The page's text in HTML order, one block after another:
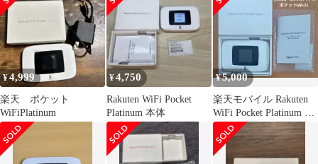
¥4,999
楽天 ポケット
WiFiPlatinum
¥4,750
Rakuten WiFi Pocket
Platinum 本体
¥5,000
楽天モバイル Rakuten
WiFi Pocket Platinum ホ
ワイト